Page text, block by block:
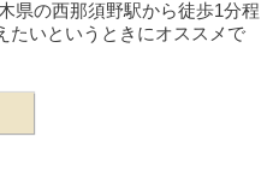
県の西那須野駅から徒歩1分程
たいというときにオススメで